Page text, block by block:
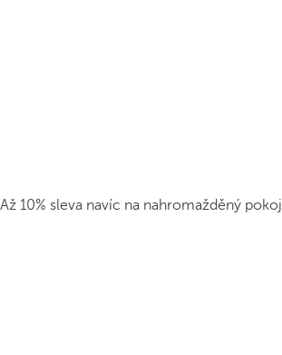
Až 10% sleva navíc na nahromažděný pokoj